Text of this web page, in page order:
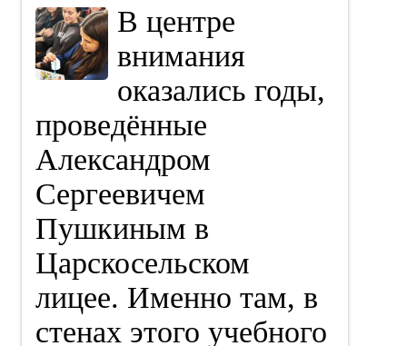
В центре
внимания
оказались годы,
проведённые
Александром
Сергеевичем
Пушкиным в
Царскосельском
лицее. Именно там, в
стенах этого учебного